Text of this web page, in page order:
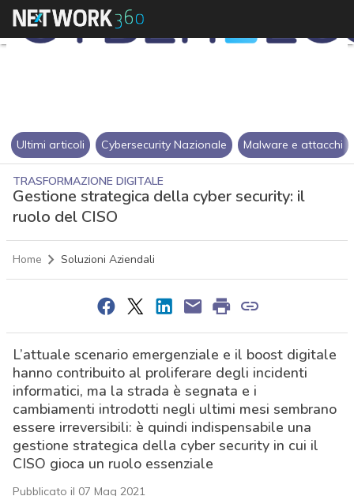
Ultimi articoli Cybersecurity Nazionale Malware e attacchi
TRASFORMAZIONE DIGITALE
Gestione strategica della cyber security: il
ruolo del CISO
Home Soluzioni Aziendali
L’attuale scenario emergenziale e il boost digitale
hanno contribuito al proliferare degli incidenti
informatici, ma la strada è segnata e i
cambiamenti introdotti negli ultimi mesi sembrano
essere irreversibili: è quindi indispensabile una
gestione strategica della cyber security in cui il
CISO gioca un ruolo essenziale
Pubblicato il 07 Mag 2021